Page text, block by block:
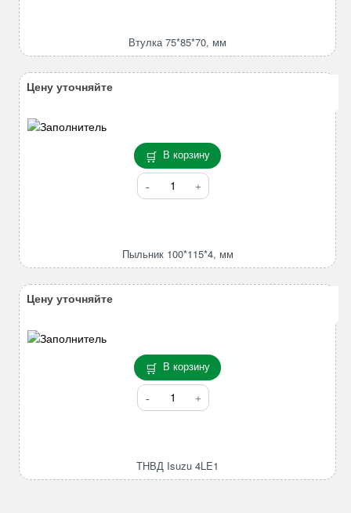
Втулка 75*85*70, мм
В корзину
Количество
товара
Пыльник 100*115*4, мм
Цену уточняйте
В корзину
Количество
товара
ТНВД Isuzu 4LE1
Цену уточняйте